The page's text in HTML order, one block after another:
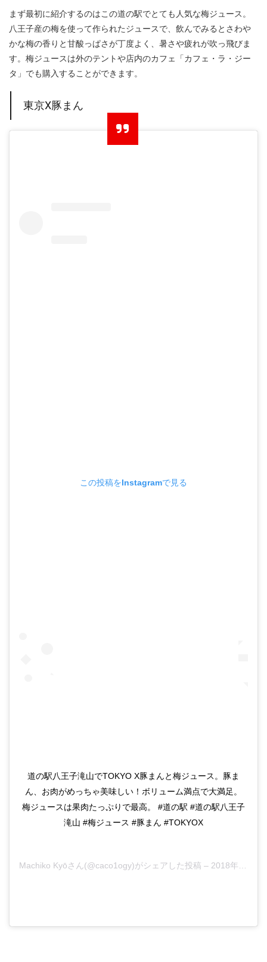
まず最初に紹介するのはこの道の駅でとても人気な梅ジュース。
八王子産の梅を使って作られたジュースで、飲んでみるとさわや
かな梅の香りと甘酸っぱさが丁度よく、暑さや疲れが吹っ飛びま
す。梅ジュースは外のテントや店内のカフェ「カフェ・ラ・ジー
タ」でも購入することができます。
東京X豚まん
この投稿をInstagramで見る
道の駅八王子滝山でTOKYO X豚まんと梅ジュース。豚ま
ん、お肉がめっちゃ美味しい！ボリューム満点で大満足。
梅ジュースは果肉たっぷりで最高。 #道の駅 #道の駅八王子
滝山 #梅ジュース #豚まん #TOKYOX
Machiko Kyōさん(@caco1ogy)がシェアした投稿 – 2018年10月月6日午後11時32分PDT